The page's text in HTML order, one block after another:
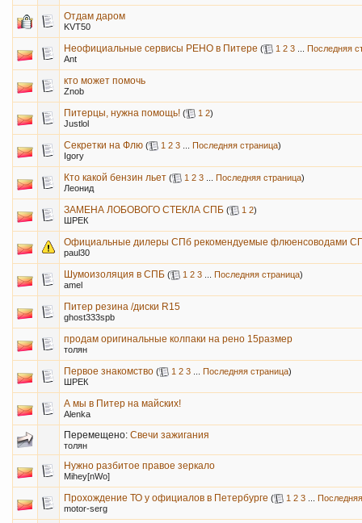
Отдам даром
KVT50
Неофициальные сервисы РЕНО в Питере ( 1 2 3
Последняя
Ant
кто может помочь
Znob
Питерцы, нужна помощь! ( 1 2)
Justlol
Секретки на Флю ( 1 2 3 Последняя страница)
Igory
Кто какой бензин льет ( 1 2 3 Последняя страница)
Леонид
ЗАМЕНА ЛОБОВОГО СТЕКЛА СПБ ( 1 2)
ШРЕК
Официальные дилеры СПб рекомендуемые флюенсоводами
paul30
Шумоизоляция в СПБ ( 1 2 3 Последняя страница)
amel
Питер резина /диски R15
ghost333spb
продам оригинальные колпаки на рено 15размер
толян
Первое знакомство ( 1 2 3 Последняя страница)
ШРЕК
А мы в Питер на майских!
Alenka
Перемещено: Cвечи зажигания
толян
Нужно разбитое правое зеркало
Mihey[nWo]
Прохождение ТО у официалов в Петербурге ( 1 2 3
motor-serg